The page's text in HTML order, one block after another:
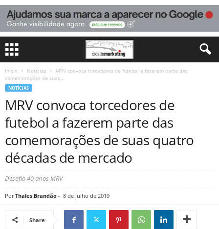
Início Notícias
MRV convoca torcedores de futebol a fazerem parte das
comemorações de suas...
NOTÍCIAS
MRV convoca torcedores de
futebol a fazerem parte das
comemorações de suas quatro
décadas de mercado
Desafio 40 anos MRV
Por Thales Brandão - 8 de julho de 2019
Share